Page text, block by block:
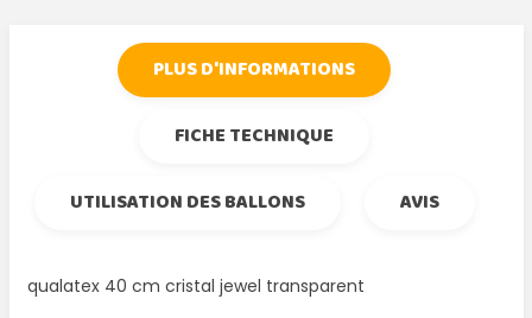
PLUS D'INFORMATIONS
FICHE TECHNIQUE
UTILISATION DES BALLONS
AVIS
qualatex 40 cm cristal jewel transparent